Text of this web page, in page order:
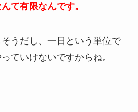
て有限なんです。
うだし、一日という単位で
ていけないですからね。